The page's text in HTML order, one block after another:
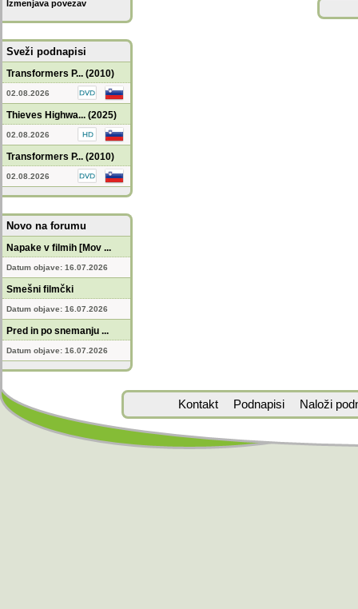
Izmenjava povezav
Sveži podnapisi
Transformers P... (2010)
02.08.2026
Thieves Highwa... (2025)
02.08.2026
Transformers P... (2010)
02.08.2026
Novo na forumu
Napake v filmih [Mov ...
Datum objave: 16.07.2026
Smešni filmčki
Datum objave: 16.07.2026
Pred in po snemanju ...
Datum objave: 16.07.2026
Kontakt Podnapisi Naloži